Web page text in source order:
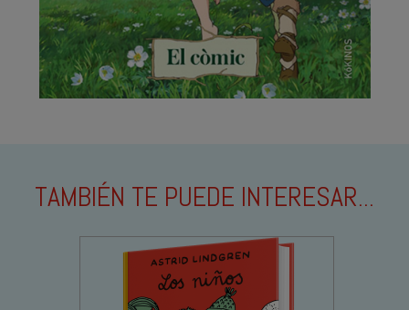
TAMBIÉN TE PUEDE INTERESAR...